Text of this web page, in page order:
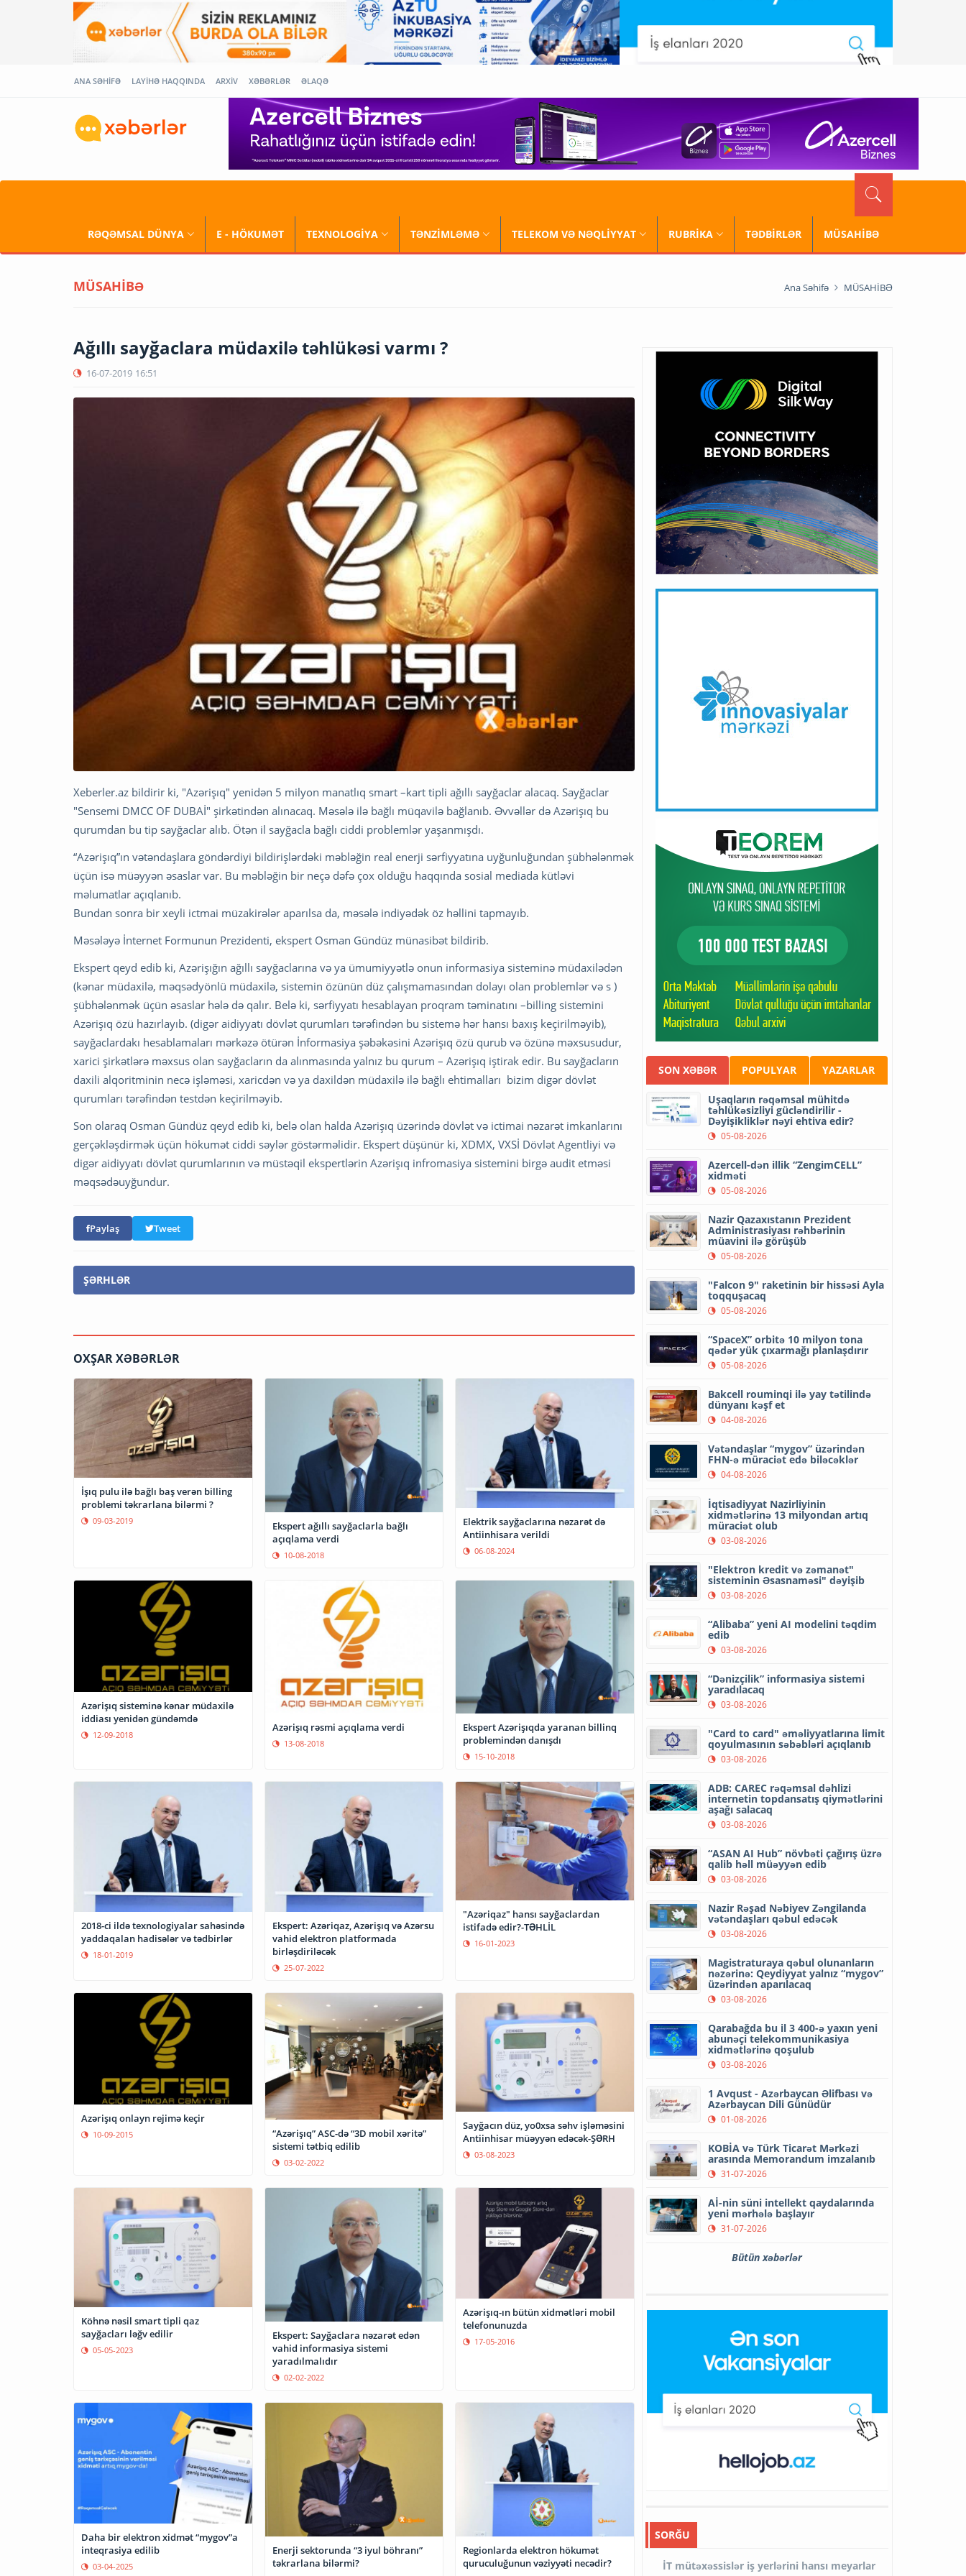
ANA SƏHİFƏ LAYİHƏ HAQQINDA ARXİV XƏBƏRLƏR ƏLAQƏ
RƏQƏMSAL DÜNYA E - HÖKUMƏT TEXNOLOGİYA TƏNZİMLƏMƏ TELEKOM VƏ NƏQLİYYAT RUBRİKA TƏDBİRLƏR MÜSAHİBƏ
MÜSAHİBƏ Ana Səhifə MÜSAHİBƏ
Ağıllı sayğaclara müdaxilə təhlükəsi varmı ?
16-07-2019 16:51
Xeberler.az bildirir ki, "Azərişıq" yenidən 5 milyon manatlıq smart –kart tipli ağıllı sayğaclar alacaq. Sayğaclar
"Sensemi DMCC OF DUBAİ" şirkətindən alınacaq. Məsələ ilə bağlı müqavilə bağlanıb. Əvvəllər də Azərişıq bu
qurumdan bu tip sayğaclar alıb. Ötən il sayğacla bağlı ciddi problemlər yaşanmışdı.
“Azərişıq”ın vətəndaşlara göndərdiyi bildirişlərdəki məbləğin real enerji sərfiyyatına uyğunluğundan şübhələnmək
üçün isə müəyyən əsaslar var. Bu məbləğin bir neçə dəfə çox olduğu haqqında sosial mediada kütləvi
məlumatlar açıqlanıb.
Bundan sonra bir xeyli ictmai müzakirələr aparılsa da, məsələ indiyədək öz həllini tapmayıb.
Məsələyə İnternet Formunun Prezidenti, ekspert Osman Gündüz münasibət bildirib.
Ekspert qeyd edib ki, Azərişığın ağıllı sayğaclarına və ya ümumiyyətlə onun informasiya sisteminə müdaxilədən
(kənar müdaxilə, məqsədyönlü müdaxilə, sistemin özünün düz çalışmamasından dolayı olan problemlər və s )
şübhələnmək üçün əsaslar hələ də qalır. Belə ki, sərfiyyatı hesablayan proqram təminatını –billing sistemini
Azərişıq özü hazırlayıb. (digər aidiyyatı dövlət qurumları tərəfindən bu sistemə hər hansı baxış keçirilməyib),
sayğaclardakı hesablamaları mərkəzə ötürən İnformasiya şəbəkəsini Azərişıq özü qurub və özünə məxsusudur,
xarici şirkətlərə məxsus olan sayğacların da alınmasında yalnız bu qurum – Azərişıq iştirak edir. Bu sayğacların
daxili alqoritminin necə işləməsi, xaricdən və ya daxildən müdaxilə ilə bağlı ehtimalları bizim digər dövlət
qurumları tərəfindən testdən keçirilməyib.
Son olaraq Osman Gündüz qeyd edib ki, belə olan halda Azərişıq üzərində dövlət və ictimai nəzarət imkanlarını
gerçəkləşdirmək üçün hökumət ciddi səylər göstərməlidir. Ekspert düşünür ki, XDMX, VXSİ Dövlət Agentliyi və
digər aidiyyatı dövlət qurumlarının və müstəqil ekspertlərin Azərişıq infromasiya sistemini birgə audit etməsi
məqsədəuyğundur.
Paylaş Tweet
ŞƏRHLƏR
OXŞAR XƏBƏRLƏR
İşıq pulu ilə bağlı baş verən billing
problemi təkrarlana bilərmi ?
09-03-2019
Ekspert ağıllı sayğaclarla bağlı
açıqlama verdi
10-08-2018
Elektrik sayğaclarına nəzarət də
Antiinhisara verildi
06-08-2024
Azərişıq sisteminə kənar müdaxilə
iddiası yenidən gündəmdə
12-09-2018
Azərişıq rəsmi açıqlama verdi
13-08-2018
Ekspert Azərişıqda yaranan billinq
problemindən danışdı
15-10-2018
2018-ci ildə texnologiyalar sahəsində
yaddaqalan hadisələr və tədbirlər
18-01-2019
Ekspert: Azəriqaz, Azərişıq və Azərsu
vahid elektron platformada
birləşdiriləcək
25-07-2022
"Azəriqaz" hansı sayğaclardan
istifadə edir?-TƏHLİL
16-01-2023
Azərişıq onlayn rejimə keçir
10-09-2015
“Azərişıq” ASC-də “3D mobil xəritə”
sistemi tətbiq edilib
03-02-2022
Sayğacın düz, yo0xsa səhv işləməsini
Antiinhisar müəyyən edəcək-ŞƏRH
03-08-2023
Köhnə nəsil smart tipli qaz
sayğacları ləğv edilir
05-05-2023
Ekspert: Sayğaclara nəzarət edən
vahid informasiya sistemi
yaradılmalıdır
02-02-2022
Azərişıq-ın bütün xidmətləri mobil
telefonunuzda
17-05-2016
Daha bir elektron xidmət “mygov”a
inteqrasiya edilib
03-04-2025
Enerji sektorunda “3 iyul böhranı”
təkrarlana bilərmi?
Regionlarda elektron hökumət
quruculuğunun vəziyyəti necədir?
SON XƏBƏR POPULYAR YAZARLAR
Uşaqların rəqəmsal mühitdə
təhlükəsizliyi gücləndirilir -
Dəyişikliklər nəyi ehtiva edir?
05-08-2026
Azercell-dən illik “ZengimCELL”
xidməti
05-08-2026
Nazir Qazaxıstanın Prezident
Administrasiyası rəhbərinin
müavini ilə görüşüb
05-08-2026
"Falcon 9" raketinin bir hissəsi Ayla
toqquşacaq
05-08-2026
“SpaceX” orbitə 10 milyon tona
qədər yük çıxarmağı planlaşdırır
05-08-2026
Bakcell rouminqi ilə yay tətilində
dünyanı kəşf et
04-08-2026
Vətəndaşlar “mygov” üzərindən
FHN-ə müraciət edə biləcəklər
04-08-2026
İqtisadiyyat Nazirliyinin
xidmətlərinə 13 milyondan artıq
müraciət olub
03-08-2026
"Elektron kredit və zəmanət"
sisteminin Əsasnaməsi" dəyişib
03-08-2026
“Alibaba” yeni AI modelini təqdim
edib
03-08-2026
“Dənizçilik” informasiya sistemi
yaradılacaq
03-08-2026
"Card to card" əməliyyatlarına limit
qoyulmasının səbəbləri açıqlanıb
03-08-2026
ADB: CAREC rəqəmsal dəhlizi
internetin topdansatış qiymətlərini
aşağı salacaq
03-08-2026
“ASAN AI Hub” növbəti çağırış üzrə
qalib həll müəyyən edib
03-08-2026
Nazir Rəşad Nəbiyev Zəngilanda
vətəndaşları qəbul edəcək
03-08-2026
Magistraturaya qəbul olunanların
nəzərinə: Qeydiyyat yalnız “mygov”
üzərindən aparılacaq
03-08-2026
Qarabağda bu il 3 400-ə yaxın yeni
abunəçi telekommunikasiya
xidmətlərinə qoşulub
03-08-2026
1 Avqust - Azərbaycan Əlifbası və
Azərbaycan Dili Günüdür
01-08-2026
KOBİA və Türk Ticarət Mərkəzi
arasında Memorandum imzalanıb
31-07-2026
Aİ-nin süni intellekt qaydalarında
yeni mərhələ başlayır
31-07-2026
Bütün xəbərlər
SORĞU
İT mütəxəssislər iş yerlərini hansı meyarlar